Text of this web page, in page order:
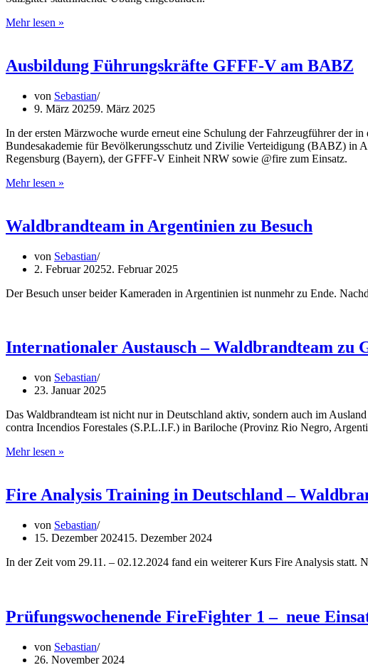
Mehr lesen »
Polizei
mit
Feuerwehren
Ausbildung Führungskräfte GFFF-V am BABZ
von Sebastian
9. März 20259. März 2025
In der ersten Märzwoche wurde erneut eine Schulung der Fahrzeugführer der
Bundesakademie für Bevölkerungsschutz und Zivilie Verteidigung (BABZ) in
Regensburg (Bayern), der GFFF-V Einheit NRW sowie @fire zum Einsatz.
Mehr lesen »
am
Waldbrandteam in Argentinien zu Besuch
von Sebastian
2. Februar 20252. Februar 2025
Der Besuch unser beider Kameraden in Argentinien ist nunmehr zu Ende.
Internationaler Austausch – Waldbrandteam zu
von Sebastian
23. Januar 2025
Das Waldbrandteam ist nicht nur in Deutschland aktiv, sondern auch im
contra Incendios Forestales (S.P.L.I.F.) in Bariloche (Provinz Rio Negro,
Mehr lesen »
Waldbrandteam
zu
in
Argentinien
Fire Analysis Training in Deutschland –
von Sebastian
15. Dezember 202415. Dezember 2024
In der Zeit vom 29.11. – 02.12.2024 fand ein weiterer Kurs Fire Analysis statt.
Prüfungswochenende FireFighter 1 – neue
von Sebastian
26. November 2024